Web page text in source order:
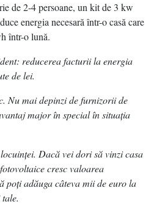
de 2-4 persoane, un kit de 3 kw
energia necesară într-o casă care
într-o lună.
reducerea facturii la energia
de lei.
Nu mai depinzi de furnizorii de
major în special în situaţia
Dacă vei dori să vinzi casa
cresc valoarea
poţi adăuga câteva mii de euro la